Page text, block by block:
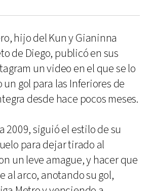
hijo del Kun y Gianinna
de Diego, publicó en sus
un video en el que se lo
gol para las Inferiores de
desde hace pocos meses.
2009, siguió el estilo de su
para dejar tirado al
un leve amague, y hacer que
al arco, anotando su gol,